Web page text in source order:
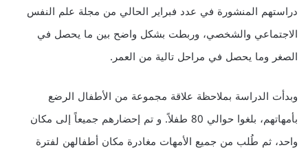
دراستهم المنشورة في عدد فبراير الحالي من مجلة علم النفس
الاجتماعي والشخصي، وربطت بشكل واضح بين ما يحصل في
الصغر وما يحصل في مراحل تالية من العمر.
وبدأت الدراسة بملاحظة علاقة مجموعة من الأطفال الرضع
بأمهاتهم، بلغوا حوالي 80 طفلاً. و تم إحضارهم جميعاً إلى مكان
واحد، ثم طُلب من جميع الأمهات مغادرة مكان أطفالهن لفترة